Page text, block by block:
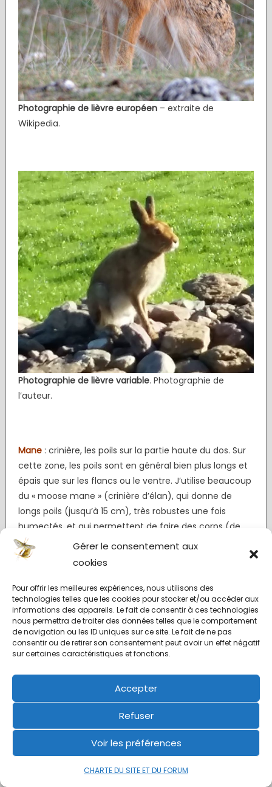
Gérer le consentement aux
cookies
Pour offrir les meilleures expériences, nous utilisons des
technologies telles que les cookies pour stocker et/ou accéder aux
informations des appareils. Le fait de consentir à ces technologies
nous permettra de traiter des données telles que le comportement
de navigation ou les ID uniques sur ce site. Le fait de ne pas
consentir ou de retirer son consentement peut avoir un effet négatif
sur certaines caractéristiques et fonctions.
Accepter
Refuser
Voir les préférences
CHARTE DU SITE ET DU FORUM
Photographie de lièvre européen– extraite de
Wikipedia.
Photographie de lièvre variable. Photographie de
l’auteur.
Mane : crinière, les poils sur la partie haute du dos. Sur
cette zone, les poils sont en général bien plus longs et
épais que sur les flancs ou le ventre. J’utilise beaucoup
du « moose mane » (crinière d’élan), qui donne de
longs poils (jusqu’à 15 cm), très robustes une fois
humectés, et qui permettent de faire des corps (de
mouches sèches ou de nymphe) magnifiques. La
couleur des moose mane hairs varie du blanc au
Maral (Cervus elaphus maral ) : sous-espèce de notre
cerf commun, vivant principalement dans le Caucase.
En tant que sous-espèce du cerf « commun », les
Anglosaxons l’incluent dans les « red deer ».